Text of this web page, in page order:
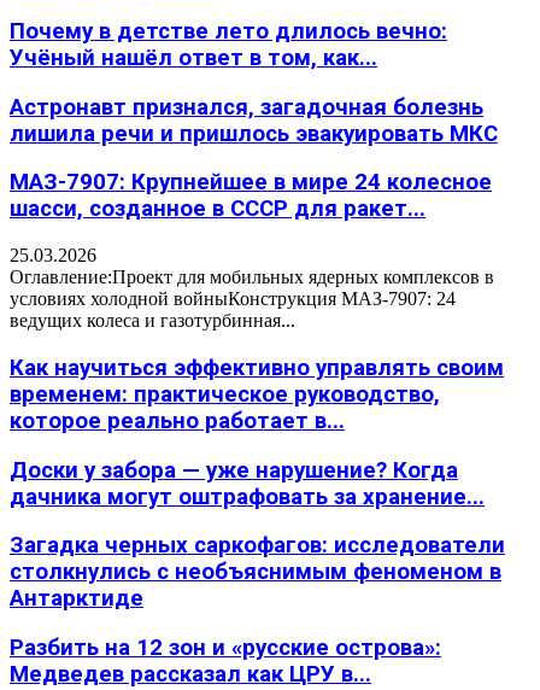
Почему в детстве лето длилось вечно:
Учёный нашёл ответ в том, как...
Астронавт признался, загадочная болезнь
лишила речи и пришлось эвакуировать МКС
МАЗ-7907: Крупнейшее в мире 24 колесное
шасси, созданное в СССР для ракет...
25.03.2026
Оглавление:Проект для мобильных ядерных комплексов в
условиях холодной войныКонструкция МАЗ-7907: 24
ведущих колеса и газотурбинная...
Как научиться эффективно управлять своим
временем: практическое руководство,
которое реально работает в...
Доски у забора — уже нарушение? Когда
дачника могут оштрафовать за хранение...
Загадка черных саркофагов: исследователи
столкнулись с необъяснимым феноменом в
Антарктиде
Разбить на 12 зон и «русские острова»:
Медведев рассказал как ЦРУ в...